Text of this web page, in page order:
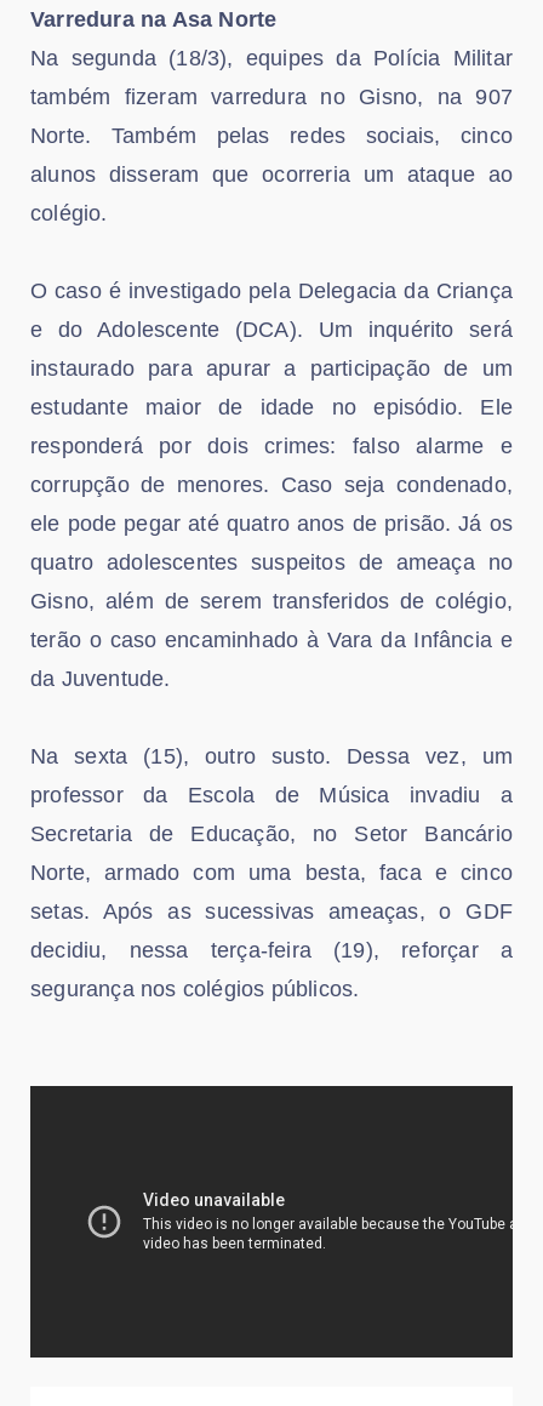
Varredura na Asa Norte
Na segunda (18/3), equipes da Polícia Militar
também fizeram varredura no Gisno, na 907
Norte. Também pelas redes sociais, cinco
alunos disseram que ocorreria um ataque ao
colégio.
O caso é investigado pela Delegacia da Criança
e do Adolescente (DCA). Um inquérito será
instaurado para apurar a participação de um
estudante maior de idade no episódio. Ele
responderá por dois crimes: falso alarme e
corrupção de menores. Caso seja condenado,
ele pode pegar até quatro anos de prisão. Já os
quatro adolescentes suspeitos de ameaça no
Gisno, além de serem transferidos de colégio,
terão o caso encaminhado à Vara da Infância e
da Juventude.
Na sexta (15), outro susto. Dessa vez, um
professor da Escola de Música invadiu a
Secretaria de Educação, no Setor Bancário
Norte, armado com uma besta, faca e cinco
setas. Após as sucessivas ameaças, o GDF
decidiu, nessa terça-feira (19), reforçar a
segurança nos colégios públicos.